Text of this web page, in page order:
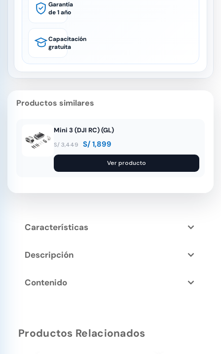
Garantía
de 1 año
Capacitación
gratuita
Productos similares
Mini 3 (DJI RC) (GL)
S/3,449 S/ 1,899
Ver producto
Características
Descripción
Contenido
Productos Relacionados